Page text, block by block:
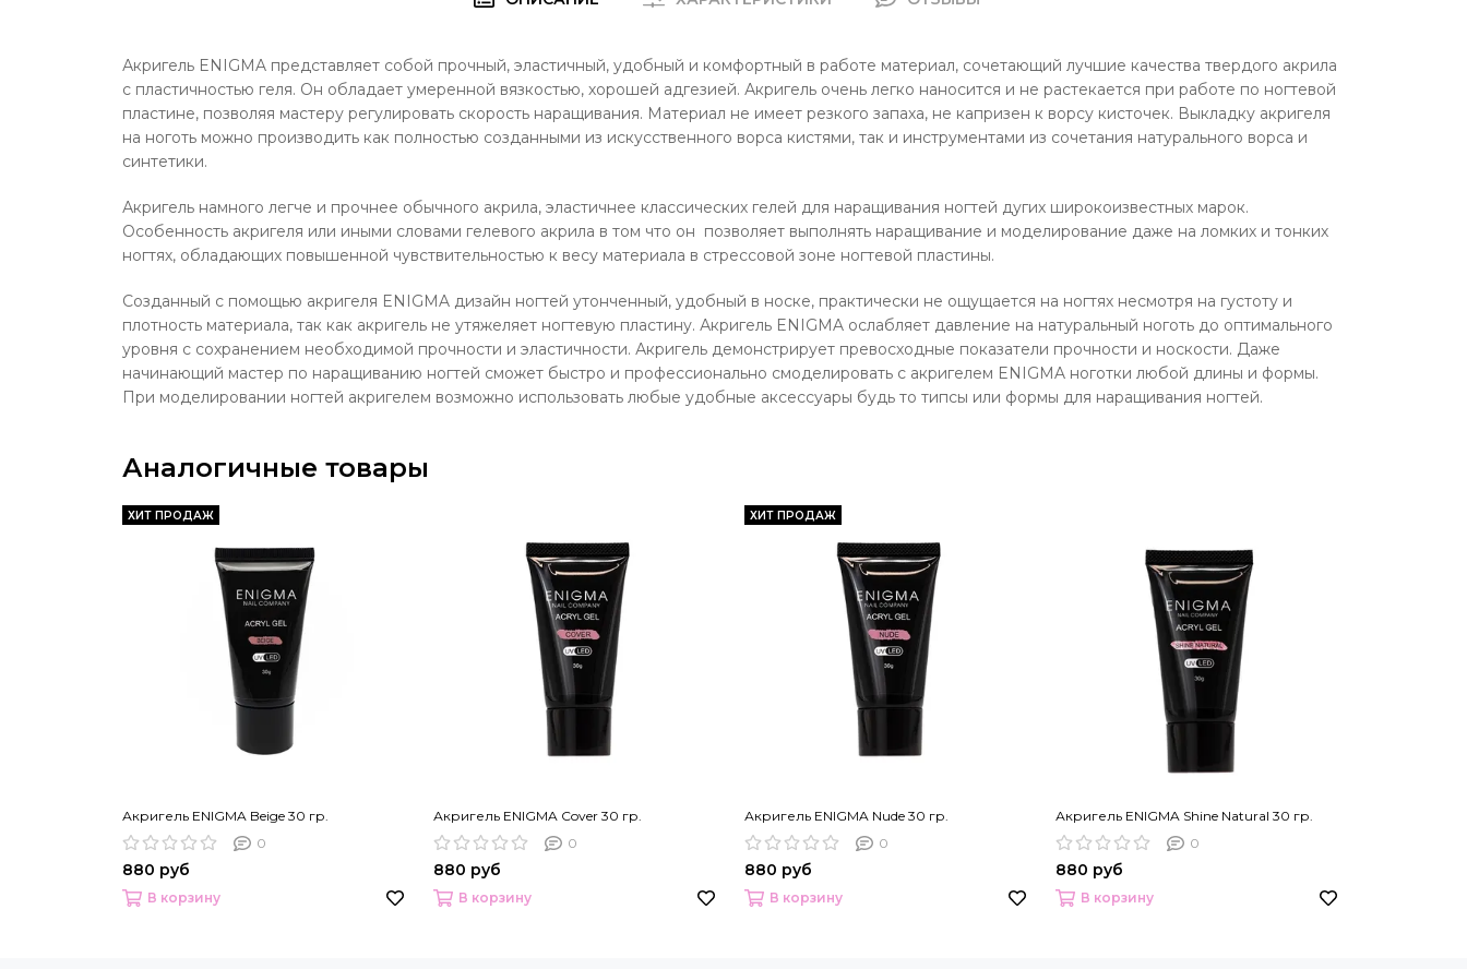
Акригель ENIGMA представляет собой прочный, эластичный, удобный и комфортный в работе материал, сочетающий лучшие качества твердого акрила
с пластичностью геля. Он обладает умеренной вязкостью, хорошей адгезией. Акригель очень легко наносится и не растекается при работе по ногтевой
пластине, позволяя мастеру регулировать скорость наращивания. Материал не имеет резкого запаха, не капризен к ворсу кисточек. Выкладку акригеля
на ноготь можно производить как полностью созданными из искусственного ворса кистями, так и инструментами из сочетания натурального ворса и
синтетики.
Акригель намного легче и прочнее обычного акрила, эластичнее классических гелей для наращивания ногтей дугих широкоизвестных марок.
Особенность акригеля или иными словами гелевого акрила в том что он позволяет выполнять наращивание и моделирование даже на ломких и тонких
ногтях, обладающих повышенной чувствительностью к весу материала в стрессовой зоне ногтевой пластины.
Созданный с помощью акригеля ENIGMA дизайн ногтей утонченный, удобный в носке, практически не ощущается на ногтях несмотря на густоту и
плотность материала, так как акригель не утяжеляет ногтевую пластину. Акригель ENIGMA ослабляет давление на натуральный ноготь до оптимального
уровня с сохранением необходимой прочности и эластичности. Акригель демонстрирует превосходные показатели прочности и носкости. Даже
начинающий мастер по наращиванию ногтей сможет быстро и профессионально смоделировать с акригелем ENIGMA ноготки любой длины и формы.
При моделировании ногтей акригелем возможно использовать любые удобные аксессуары будь то типсы или формы для наращивания ногтей.
Аналогичные товары
ХИТ ПРОДАЖ
Акригель ENIGMA Beige 30 гр.
0
880 руб
В корзину
Акригель ENIGMA Cover 30 гр.
0
880 руб
В корзину
ХИТ ПРОДАЖ
Акригель ENIGMA Nude 30 гр.
0
880 руб
В корзину
Акригель ENIGMA Shine Natural 30 гр.
0
880 руб
В корзину